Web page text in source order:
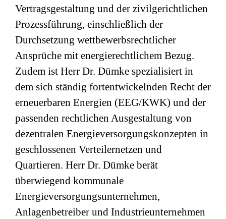
Vertragsgestaltung und der zivilgerichtlichen
Prozessführung, einschließlich der
Durchsetzung wettbewerbsrechtlicher
Ansprüche mit energierechtlichem Bezug.
Zudem ist Herr Dr. Dümke spezialisiert in
dem sich ständig fortentwickelnden Recht der
erneuerbaren Energien (EEG/KWK) und der
passenden rechtlichen Ausgestaltung von
dezentralen Energieversorgungskonzepten in
geschlossenen Verteilernetzen und
Quartieren. Herr Dr. Dümke berät
überwiegend kommunale
Energieversorgungsunternehmen,
Anlagenbetreiber und Industrieunternehmen